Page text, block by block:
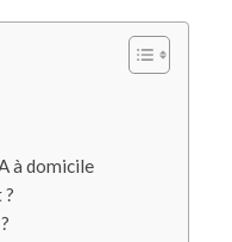
à domicile
?